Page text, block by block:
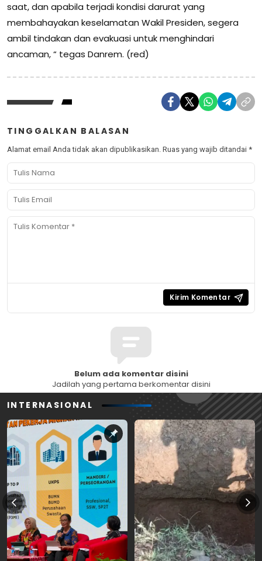
saat, dan apabila terjadi kondisi darurat yang
membahayakan keselamatan Wakil Presiden, segera
ambil tindakan dan evakuasi untuk menghindari
ancaman, “ tegas Danrem. (red)
TINGGALKAN BALASAN
Alamat email Anda tidak akan dipublikasikan. Ruas yang wajib ditandai *
Belum ada komentar disini
Jadilah yang pertama berkomentar disini
INTERNASIONAL